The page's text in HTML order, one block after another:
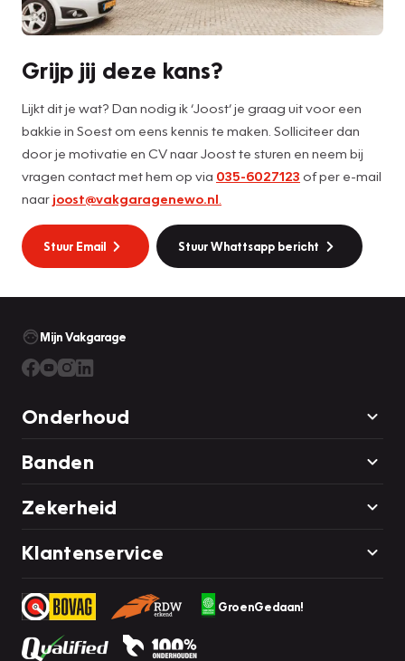
Grijp jij deze kans?
Lijkt dit je wat? Dan nodig ik ‘Joost’ je graag uit voor een
bakkie in Soest om eens kennis te maken. Solliciteer dan
door je motivatie en CV naar Joost te sturen en neem bij
vragen contact met hem op via 035-6027123 of per e-mail
naar joost@vakgaragenewo.nl
Stuur Email Stuur Whattsapp bericht
Mijn Vakgarage
Onderhoud
Banden
Zekerheid
Klantenservice
GroenGedaan!